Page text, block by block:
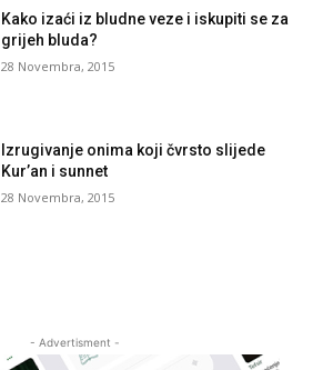
Kako izaći iz bludne veze i iskupiti se za
grijeh bluda?
28 Novembra, 2015
Izrugivanje onima koji čvrsto slijede
Kur’an i sunnet
28 Novembra, 2015
- Advertisment -